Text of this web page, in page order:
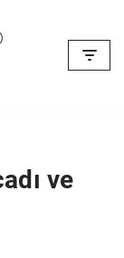
ve